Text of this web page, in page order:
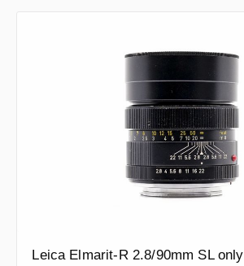
Leica Elmarit-R 2.8/90mm SL only